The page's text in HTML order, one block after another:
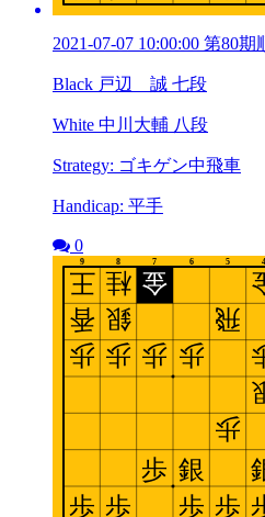
2021-07-07 10:00:00 第80
Black 戸辺 誠 七段
White 中川大輔 八段
Strategy: ゴキゲン中飛車
Handicap: 平手
0